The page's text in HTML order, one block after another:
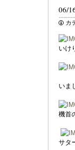
06/
カ
いけ
いま
機首
サタ